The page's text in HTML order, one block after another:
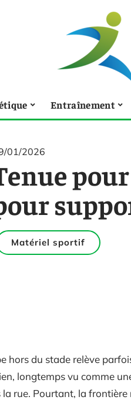
Entraînement
01/2026
Matériel sportif
hors du stade relève
longtemps vu comme
rue. Pourtant, la frontière